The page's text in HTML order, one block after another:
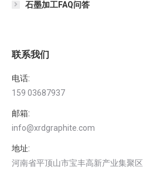
石墨加工FAQ问答
联系我们
电话:
159 03687937
邮箱:
info@xrdgraphite.com
地址:
河南省平顶山市宝丰高新产业集聚区